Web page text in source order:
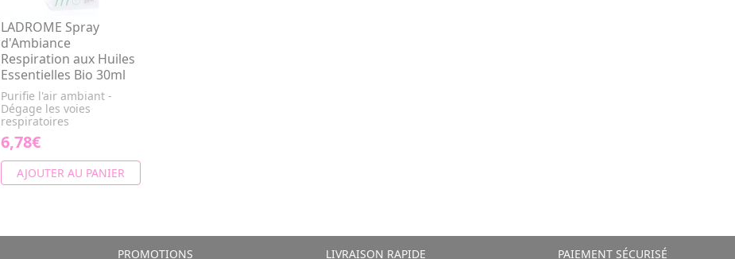
LADROME Spray
d'Ambiance
Respiration aux Huiles
Essentielles Bio 30ml
Purifie l'air ambiant -
Dégage les voies
respiratoires
6,78€
AJOUTER AU PANIER
PROMOTIONS LIVRAISON RAPIDE PAIEMENT SÉCURISÉ